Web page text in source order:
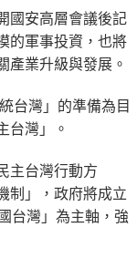
國安高層會議後記
的軍事投資，也將
產業升級與發展。
台灣」的準備為目
台灣」。
主台灣行動方
制」，政府將成立
台灣」為主軸，強